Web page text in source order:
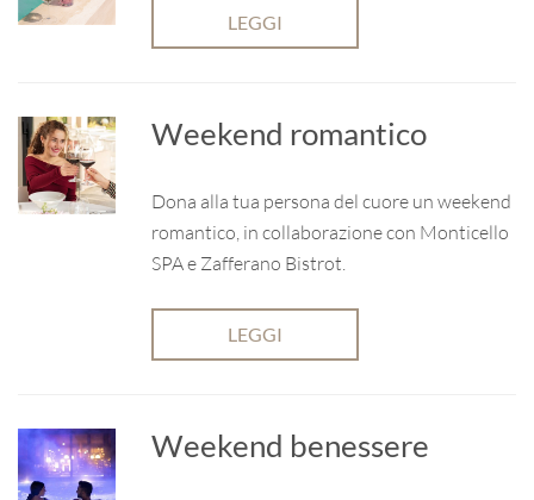
LEGGI
Weekend romantico
Dona alla tua persona del cuore un weekend
romantico, in collaborazione con Monticello
SPA e Zafferano Bistrot.
LEGGI
Weekend benessere